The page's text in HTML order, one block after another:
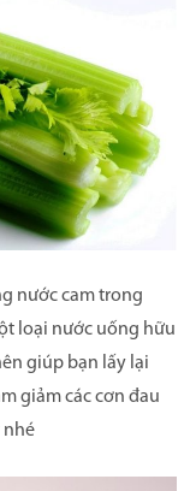
nước cam trong
loại nước uống hữu
giúp bạn lấy lại
giảm các cơn đau
nhé